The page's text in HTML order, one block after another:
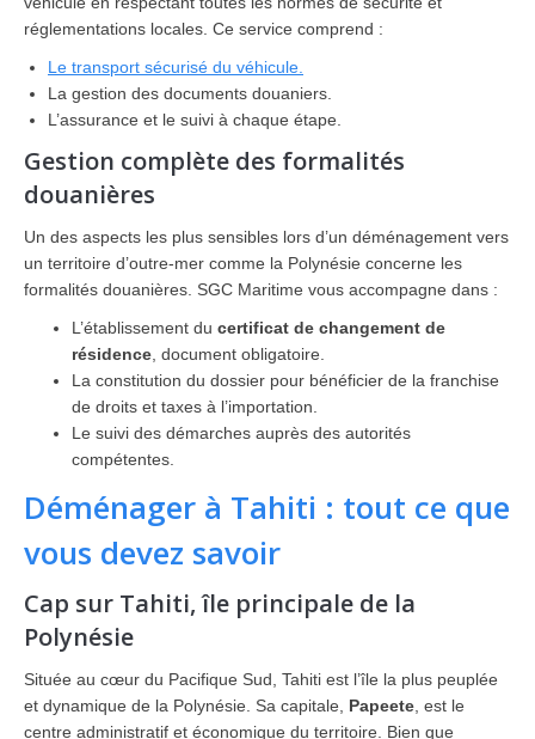
réglementations locales. Ce service comprend :
Le transport sécurisé du véhicule.
La gestion des documents douaniers.
L’assurance et le suivi à chaque étape.
Gestion complète des formalités
douanières
Un des aspects les plus sensibles lors d’un déménagement vers
un territoire d’outre-mer comme la Polynésie concerne les
formalités douanières. SGC Maritime vous accompagne dans :
L’établissement du certificat de changement de
résidence , document obligatoire.
La constitution du dossier pour bénéficier de la franchise
de droits et taxes à l’importation.
Le suivi des démarches auprès des autorités
compétentes.
Déménager à Tahiti : tout ce que
vous devez savoir
Cap sur Tahiti, île principale de la
Polynésie
Située au cœur du Pacifique Sud, Tahiti est l’île la plus peuplée
et dynamique de la Polynésie. Sa capitale, Papeete , est le
centre administratif et économique du territoire. Bien que